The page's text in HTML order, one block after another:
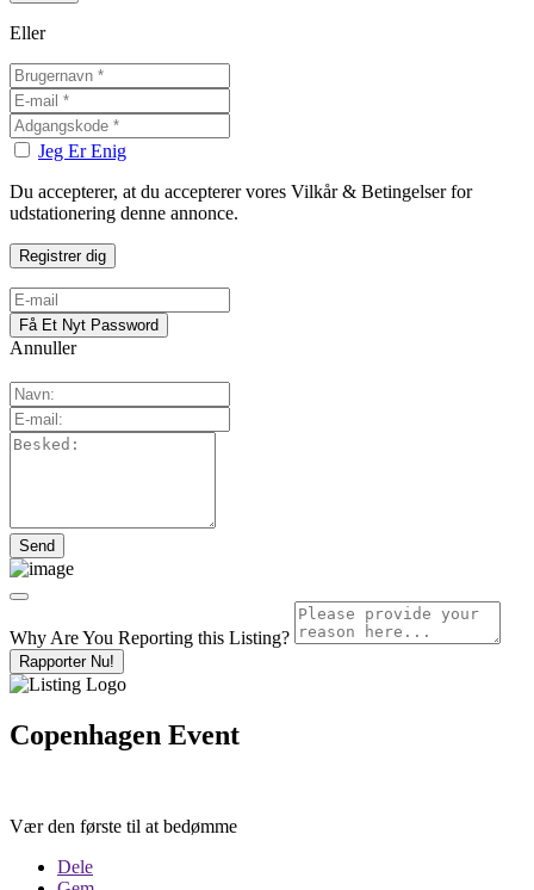
Eller
Jeg Er Enig
Du accepterer, at du accepterer vores Vilkår & Betingelser for
udstationering denne annonce.
Annuller
Why Are You Reporting this Listing?
Rapporter Nu!
Copenhagen Event
Vær den første til at bedømme
Dele